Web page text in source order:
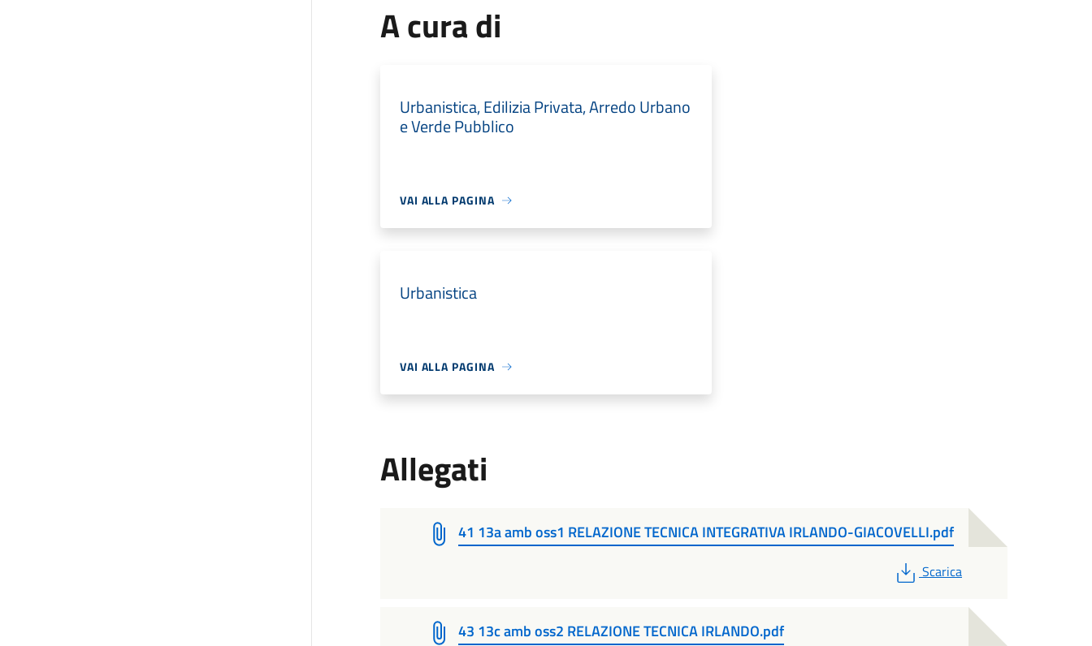
A cura di
Urbanistica, Edilizia Privata, Arredo Urbano
e Verde Pubblico
VAI ALLA PAGINA
Urbanistica
VAI ALLA PAGINA
Allegati
41 13a amb oss1 RELAZIONE TECNICA INTEGRATIVA IRLANDO-GIACOVELLI.pdf
PDF
Scarica
43 13c amb oss2 RELAZIONE TECNICA IRLANDO.pdf